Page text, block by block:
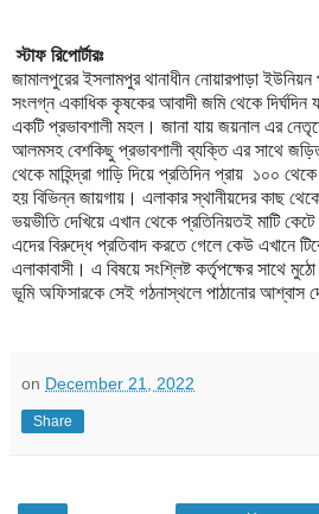
স্টাফ রিপোর্টারঃ
জামালপুরের ইসলামপুর থানাধীন নোয়ারপাড়া ইউনিয়ন
সংলগ্ন একাধিক কৃষকের আবাদী জমি থেকে দির্ঘদিন
একটি প্রভাবশালী মহল। জানা যায় জয়নাল এর
আলমসহ বেশকিছু প্রভাবশালী ব্যক্তি এর সাথে
থেকে মাহিন্দ্রা গাড়ি দিয়ে প্রতিদিন প্রায় ১০০ থেকে
হয় বিভিন্ন জায়গায়। এলাকার স্থানীয়দের কাছ
ভয়ভীতি দেখিয়ে এখান থেকে প্রতিনিয়তই মাটি
এদের বিরুদ্ধে প্রতিবাদ করতে গেলে কেউ এখানে
এলাকাবাসী। এ বিষয়ে সংশ্লিষ্ট কর্তৃপক্ষের সাথে
ভূমি অফিসারকে সেই গঠনাস্থলে পাঠানোর আশ্বাস
on December 21, 2022
Share